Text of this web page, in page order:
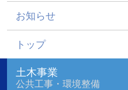
お知らせ
トップ
土木事業
公共工事・環境整備